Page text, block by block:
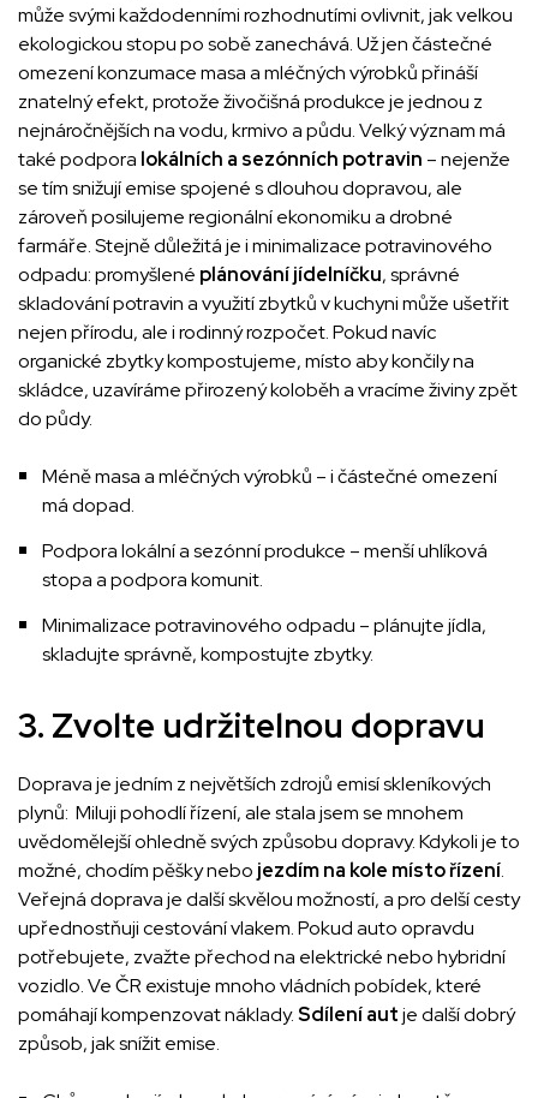
může svými každodenními rozhodnutími ovlivnit, jak velkou
ekologickou stopu po sobě zanechává. Už jen částečné
omezení konzumace masa a mléčných výrobků přináší
znatelný efekt, protože živočišná produkce je jednou z
nejnáročnějších na vodu, krmivo a půdu. Velký význam má
také podpora lokálních a sezónních potravin – nejenže
se tím snižují emise spojené s dlouhou dopravou, ale
zároveň posilujeme regionální ekonomiku a drobné
farmáře. Stejně důležitá je i minimalizace potravinového
odpadu: promyšlené plánování jídelníčku, správné
skladování potravin a využití zbytků v kuchyni může ušetřit
nejen přírodu, ale i rodinný rozpočet. Pokud navíc
organické zbytky kompostujeme, místo aby končily na
skládce, uzavíráme přirozený koloběh a vracíme živiny zpět
do půdy.
Méně masa a mléčných výrobků – i částečné omezení
má dopad.
Podpora lokální a sezónní produkce – menší uhlíková
stopa a podpora komunit.
Minimalizace potravinového odpadu – plánujte jídla,
skladujte správně, kompostujte zbytky.
3. Zvolte udržitelnou dopravu
Doprava je jedním z největších zdrojů emisí skleníkových
plynů: Miluji pohodlí řízení, ale stala jsem se mnohem
uvědomělejší ohledně svých způsobu dopravy. Kdykoli je to
možné, chodím pěšky nebo jezdím na kole místo řízení.
Veřejná doprava je další skvělou možností, a pro delší cesty
upřednostňuji cestování vlakem. Pokud auto opravdu
potřebujete, zvažte přechod na elektrické nebo hybridní
vozidlo. Ve ČR existuje mnoho vládních pobídek, které
pomáhají kompenzovat náklady.Sdílení autje další dobrý
způsob, jak snížit emise.